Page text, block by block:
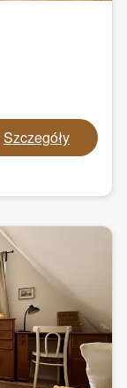
Szczegóły